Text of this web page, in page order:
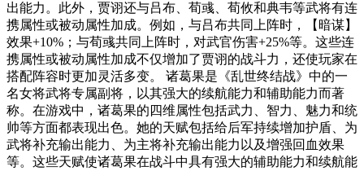
出能力。此外，贾诩还与吕布、荀彧、荀攸和典韦等武将有连
携属性或被动属性加成。例如，与吕布共同上阵时，【暗谋】
效果+10%；与荀彧共同上阵时，对武官伤害+25%等。这些连
携属性或被动属性加成不仅增加了贾诩的战斗力，还使玩家在
搭配阵容时更加灵活多变。 诸葛果是《乱世终结战》中的一
名女将武将专属副将，以其强大的续航能力和辅助能力而著
称。在游戏中，诸葛果的四维属性包括武力、智力、魅力和统
帅等方面都表现出色。她的天赋包括给后军持续增加护盾、为
武将补充输出能力、为主将补充输出能力以及增强回血效果
等。这些天赋使诸葛果在战斗中具有强大的辅助能力和续航能